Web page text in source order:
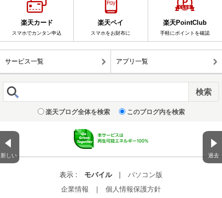
新しい 過去
楽天カード
スマホでカンタン申込
楽天ペイ
スマホをお財布に
楽天PointClub
手軽にポイントを確認
サービス一覧 アプリ一覧
楽天ブログ全体を検索 このブログ内を検索
表示 : モバイル |
パソコン版
企業情報
｜ 個人情報保護方針